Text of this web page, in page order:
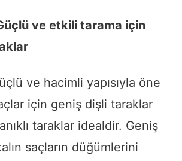
ve etkili tarama için
ve hacimli yapısıyla öne
için geniş dişli taraklar
taraklar idealdir. Geniş
saçların düğümlerini